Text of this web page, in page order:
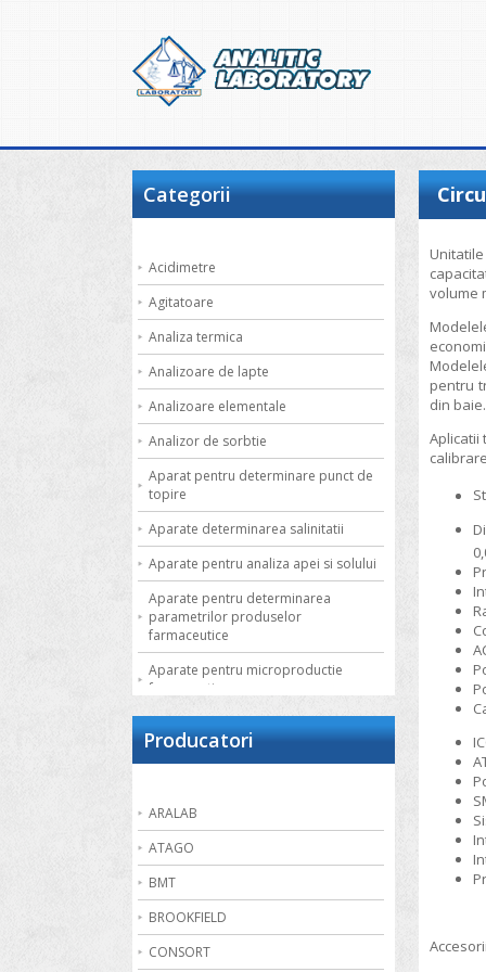
Categorii
Acidimetre
Agitatoare
Analiza termica
Analizoare de lapte
Analizoare elementale
Analizor de sorbtie
Aparat pentru determinare punct de
topire
Aparate determinarea salinitatii
Aparate pentru analiza apei si solului
Aparate pentru determinarea
parametrilor produselor
farmaceutice
Aparate pentru microproductie
farmaceutica
Bai termostatate cu circulatie externa
Bai termostatate pentru aplicatii
speciale
Bai ultrasonice
Balante
Producatori
ARALAB
ATAGO
BMT
BROOKFIELD
CONSORT
volume
pentru
din
Aplicatii